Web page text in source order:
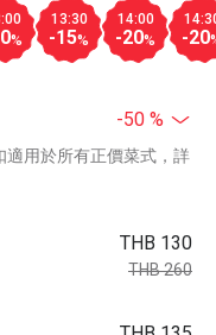
%
13:30
-15%
14:00
-20% -20
-50 %
用於所有正價菜式，詳
THB 130
THB 260